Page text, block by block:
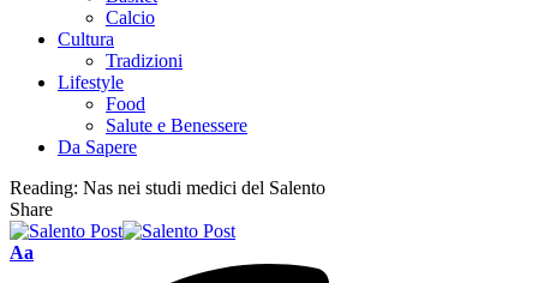
Calcio
Cultura
Tradizioni
Lifestyle
Food
Salute e Benessere
Da Sapere
Reading: Nas nei studi medici del Salento
Share
Aa